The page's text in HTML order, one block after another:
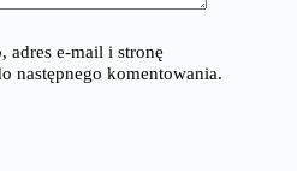
adres e-mail i stronę
następnego komentowania.